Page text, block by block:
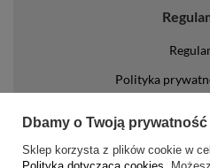
Polityka
Dbamy o Twoją prywatność
Sklep korzysta z plików cookie w